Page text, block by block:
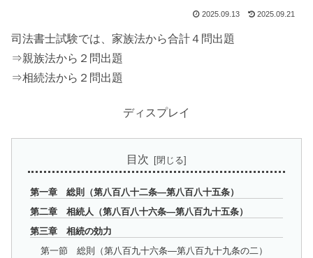
2025.09.13 2025.09.21
司法書士試験では、家族法から合計４問出題
⇒親族法から２問出題
⇒相続法から２問出題
ディスプレイ
目次
第一章 総則（第八百八十二条―第八百八十五条）
第二章 相続人（第八百八十六条―第八百九十五条）
第三章 相続の効力
第一節 総則（第八百九十六条―第八百九十九条の二）